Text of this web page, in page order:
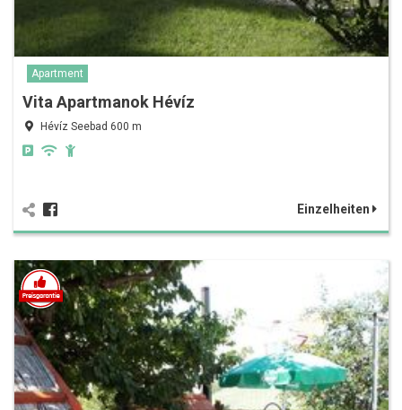
Apartment
Vita Apartmanok Hévíz
Hévíz Seebad 600 m
Einzelheiten